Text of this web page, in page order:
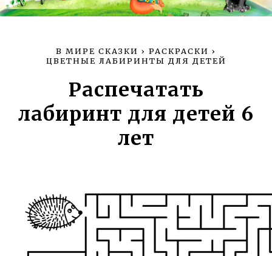
В МИРЕ СКАЗКИ › РАСКРАСКИ ›
ЦВЕТНЫЕ ЛАБИРИНТЫ ДЛЯ ДЕТЕЙ
Распечатать
лабиринт для детей 6
лет